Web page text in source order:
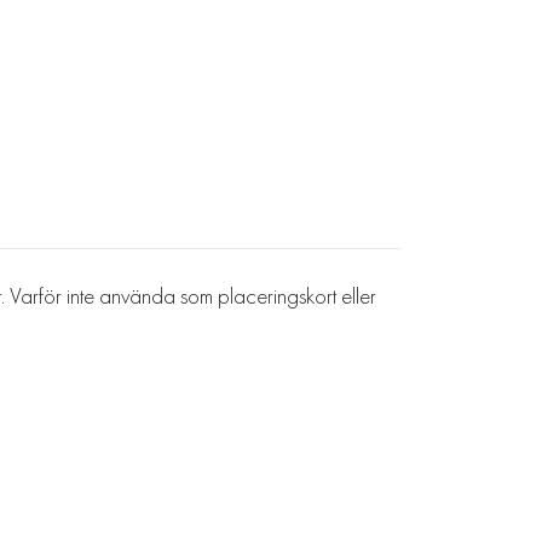
Varför inte använda som placeringskort eller